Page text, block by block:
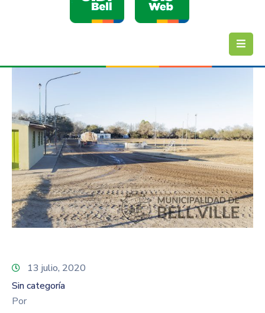
13 julio, 2020
Sin categoría
Por